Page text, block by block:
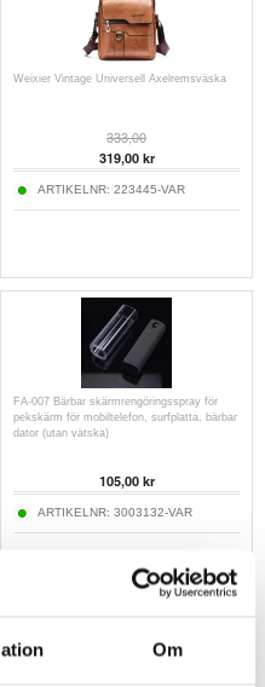
Om
Weixier Vintage Universell Axelremsväska
333,00
319,00kr
ARTIKELNR: 223445-VAR
FA-007 Bärbar skärmrengöringsspray för
pekskärm för mobiltelefon, surfplatta, bärbar
dator (utan vätska)
105,00kr
ARTIKELNR: 3003132-VAR